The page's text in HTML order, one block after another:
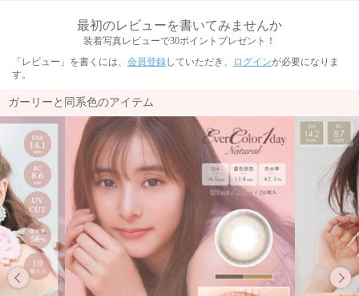
最初のレビューを書いてみませんか
装着写真レビューで30ポイントプレゼント！
「レビュー」を書くには、 会員登録していただき、 ログインが必要になりま
す。
ガーリーと同系色のアイテム